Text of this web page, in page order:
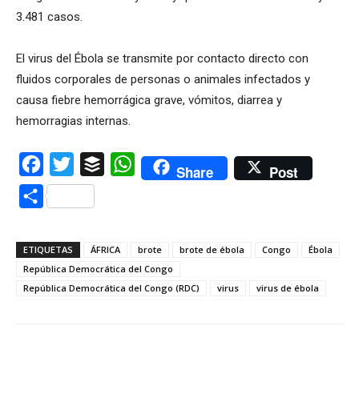
3.481 casos.
El virus del Ébola se transmite por contacto directo con
fluidos corporales de personas o animales infectados y
causa fiebre hemorrágica grave, vómitos, diarrea y
hemorragias internas.
Facebook
Twitter Buffer WhatsAppShare Post
Compartir
ETIQUETAS ÁFRICA brote brote de ébola Congo
Ébola
República Democrática del Congo
República Democrática del Congo (RDC)
virus virus de ébola